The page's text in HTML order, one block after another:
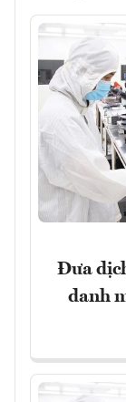
Đưa
danh